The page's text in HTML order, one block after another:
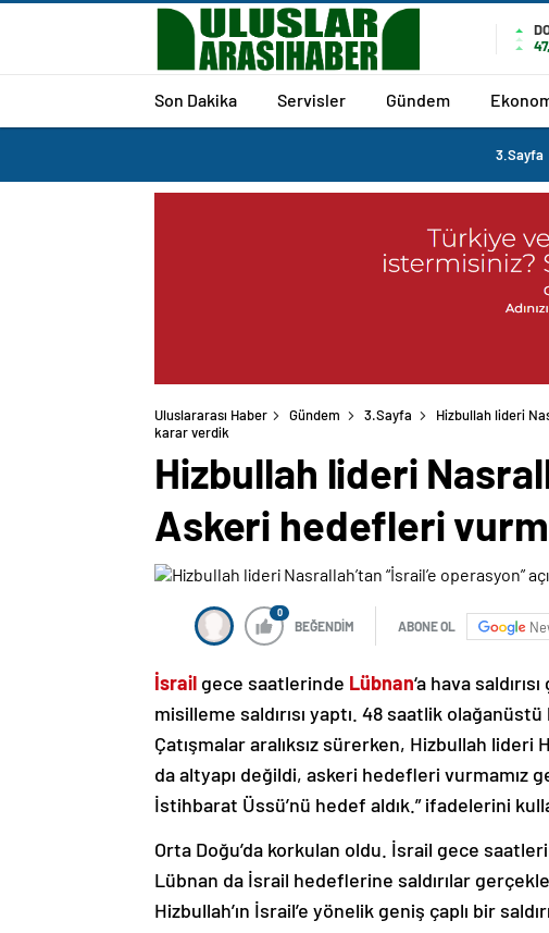
Son Dakika Servisler Gündem
3.Sayfa
Uluslararası Haber Gündem 3.Sayfa Hizbullah lideri
Hizbullah lideri
Askeri hedefleri
misilleme saldırısı yaptı. 48 saatlik
Çatışmalar aralıksız sürerken, Hizbullah lideri
da altyapı değildi, askeri hedefleri vurmamız
İstihbarat Üssü’nü hedef aldık.” ifadelerini
Lübnan da İsrail hedeflerine saldırılar
Hizbullah’ın İsrail’e yönelik geniş çaplı bir
güneyine “önleyici” saldırıların başlattıklarını